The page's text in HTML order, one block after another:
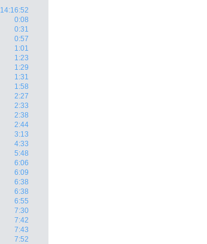
14:16:52
0:08
0:31
0:57
1:01
1:23
1:29
1:31
1:58
2:27
2:33
2:38
2:44
3:13
4:33
5:48
6:06
6:09
6:38
6:38
6:55
7:30
7:42
7:43
7:52